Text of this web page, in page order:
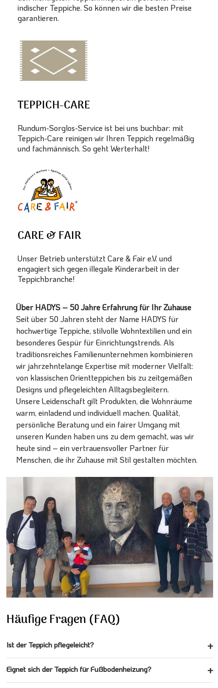
indischer Teppiche. So können wir die besten Preise
garantieren.
TEPPICH-CARE
Rundum-Sorglos-Service ist bei uns buchbar: mit
Teppich-Care reinigen wir Ihren Teppich regelmäßig
und fachmännisch. So geht Werterhalt!
CARE & FAIR
Unser Betrieb unterstützt Care & Fair e.V. und
engagiert sich gegen illegale Kinderarbeit in der
Teppichbranche!
Über HADYS – 50 Jahre Erfahrung für Ihr Zuhause
Seit über 50 Jahren steht der Name HADYS für
hochwertige Teppiche, stilvolle Wohntextilien und ein
besonderes Gespür für Einrichtungstrends. Als
traditionsreiches Familienunternehmen kombinieren
wir jahrzehntelange Expertise mit moderner Vielfalt:
von klassischen Orientteppichen bis zu zeitgemäßen
Designs und pflegeleichten Alltagsbegleitern.
Unsere Leidenschaft gilt Produkten, die Wohnräume
warm, einladend und individuell machen. Qualität,
persönliche Beratung und ein fairer Umgang mit
unseren Kunden haben uns zu dem gemacht, was wir
heute sind – ein vertrauensvoller Partner für
Menschen, die ihr Zuhause mit Stil gestalten möchten.
Häufige Fragen (FAQ)
Ist der Teppich pflegeleicht?
Eignet sich der Teppich für Fußbodenheizung?